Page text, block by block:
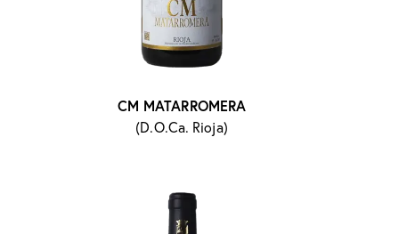
CM MATARROMERA
(D.O.Ca. Rioja)